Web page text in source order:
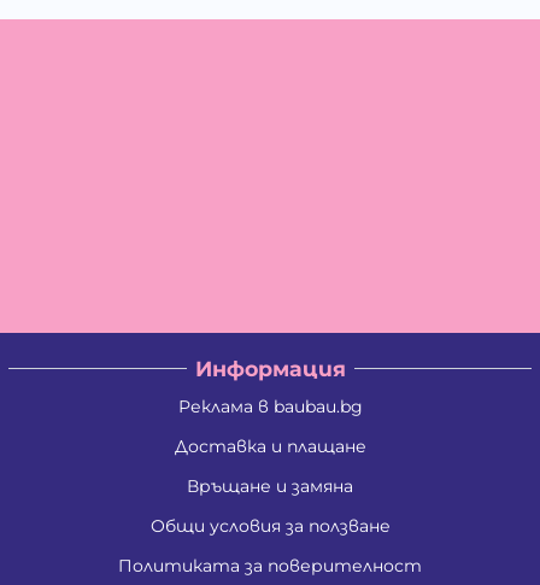
Информация
Реклама в baubau.bg
Доставка и плащане
Връщане и замяна
Общи условия за ползване
Политиката за поверителност